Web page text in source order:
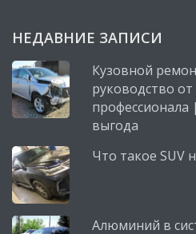
НЕДАВНИЕ ЗАПИСИ
Кузовной
руководство
профессионала
выгода
Что такое SUV
Алюминий в